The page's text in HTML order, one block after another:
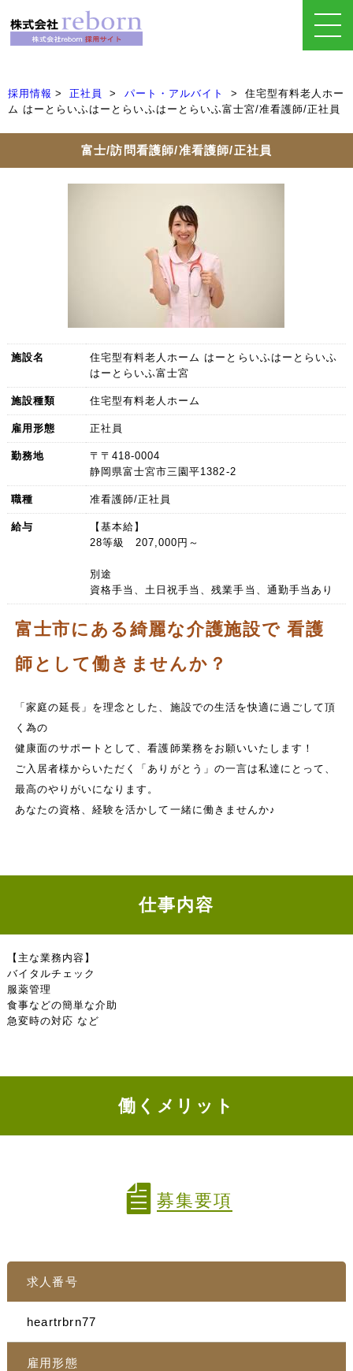
採用情報 正社員 パート・アルバイト
住宅型有料老人ホー
ム はーとらいふはーとらいふはーとらいふ富士宮/准看護師/正社員
富士/訪問看護師/准看護師/正社員
施設名
住宅型有料老人ホーム はーとらいふはーとらいふ
はーとらいふ富士宮
施設種類 住宅型有料老人ホーム
雇用形態 正社員
勤務地
〒〒418-0004
静岡県富士宮市三園平1382-2
職種 准看護師/正社員
給与
【基本給】
28等級 207,000円～
別途
資格手当、土日祝手当、残業手当、通勤手当あり
富士市にある綺麗な介護施設で 看護
師として働きませんか？
「家庭の延長」を理念とした、施設での生活を快適に過ごして頂
く為の
健康面のサポートとして、看護師業務をお願いいたします！
ご入居者様からいただく「ありがとう」の一言は私達にとって、
最高のやりがいになります。
あなたの資格、経験を活かして一緒に働きませんか♪
仕事内容
【主な業務内容】
バイタルチェック
服薬管理
食事などの簡単な介助
急変時の対応 など
働くメリット
募集要項
求人番号
heartrbrn77
雇用形態